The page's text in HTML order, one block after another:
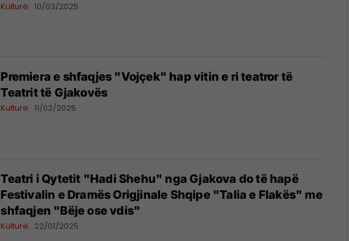
Kulturë 10/03/2025
Premiera e shfaqjes "Vojçek" hap vitin e ri teatror të
Teatrit të Gjakovës
Kulturë 11/02/2025
Teatri i Qytetit "Hadi Shehu" nga Gjakova do të hapë
Festivalin e Dramës Origjinale Shqipe "Talia e Flakës" me
shfaqjen "Bëje ose vdis"
Kulturë 22/01/2025